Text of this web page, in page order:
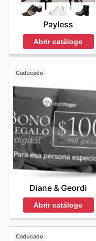
Payless
Abrir catálogo
Caducado
Diane & Geordi
Abrir catálogo
Caducado